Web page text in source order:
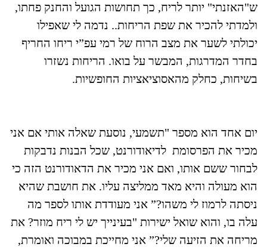
ש"האזנתי" יותר לריח, כך תחושות הגועל והחנק פחתו,
ולמדתי להכיר את שפת הריחות.. נדמה לי שאפילו
יכולתי לשער את מצב הרוח של רמי עפ”י ריחו החריף
בחדר המדרגות, המבשר על בואו. הריחות נשזרו
בשיחות, כחלק מהאסוציאציות החופשיות.
יום אחד הוא מספר "תשמעי, נוסעת שאלה אותי אם אני
מכיר את הפרסומת לדיאודורנט, שכל הבנות נדבקות
לבחור ששם אותו, ואם אני מכיר את הדאודורנט הזה כי
הוא מעולה והיא מאד ממליצה עליו. את חושבת שהיא
ניסתה לרמוז לי משהו?” אני מעודדת אותו לספר מה
עלה בו, והוא שואל ישירות "בעינייך יש לי ריח מוזר? את
מריחה את הזיעה שלי?” אני מחייכת במבוכה ואומרת,